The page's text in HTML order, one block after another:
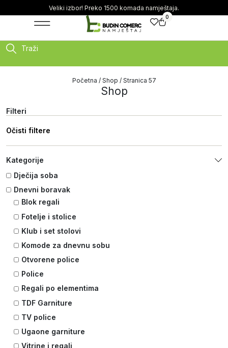
Veliki izbor! Preko 1500 komada namještaja.
0
Traži
Početna / Shop / Stranica 57
Shop
Filteri
Očisti filtere
Kategorije
Dječija soba
Dnevni boravak
Blok regali
Fotelje i stolice
Klub i set stolovi
Komode za dnevnu sobu
Otvorene police
Police
Regali po elementima
TDF Garniture
TV police
Ugaone garniture
Vitrine i regali